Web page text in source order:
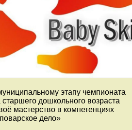
этапу чемпионата
дошкольного возраста
мастерство в компетенциях
дело»